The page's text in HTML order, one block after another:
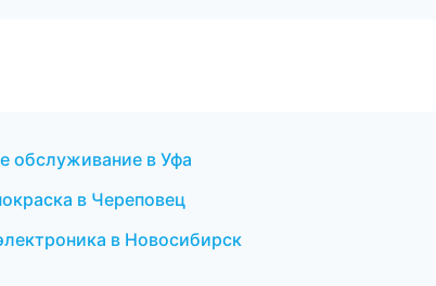
обслуживание в Уфа
в Череповец
в Новосибирск